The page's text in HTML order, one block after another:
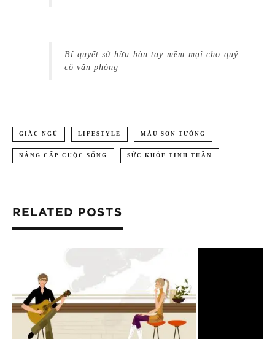
Bí quyết sở hữu bàn tay mềm mại cho quý
cô văn phòng
GIẤC NGỦ LIFESTYLE MÀU SƠN TƯỜNG
NÂNG CẤP CUỘC SỐNG SỨC KHỎE TINH THẦN
RELATED POSTS